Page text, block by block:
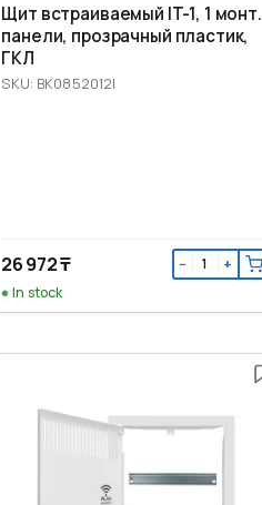
Щит встраиваемый IT-1, 1 монт.
панели, прозрачный пластик,
ГКЛ
SKU: BK0852012I
26 972 ₸ − +
In stock